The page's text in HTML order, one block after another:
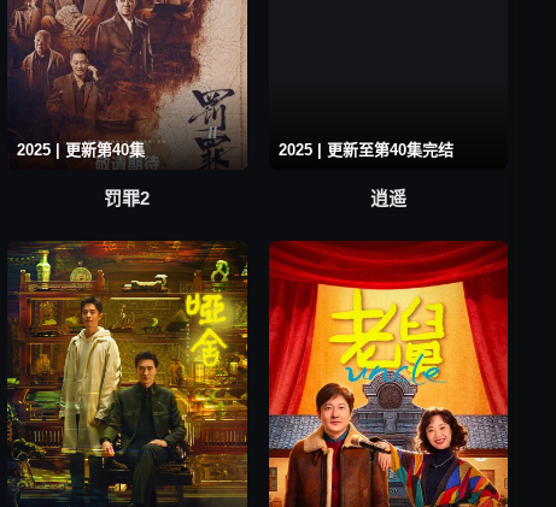
2025 | 更新第40集
罚罪2
2025 | 更新至第40集完结
逍遥